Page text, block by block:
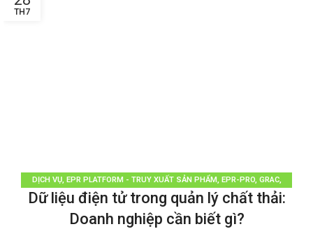
TH7
DỊCH VỤ, EPR PLATFORM - TRUY XUẤT SẢN PHẨM, EPR-PRO, GRAC,
PHÂN LOẠI RÁC,QUẢN LÝ RÁC THẢI,TÁI CHẾ TÁI SỬ DỤNG,THƯƠNG HIỆU
BỀN VỮNG
TIN TỨC
Dữ liệu điện tử trong quản lý chất thải:
Doanh nghiệp cần biết gì?